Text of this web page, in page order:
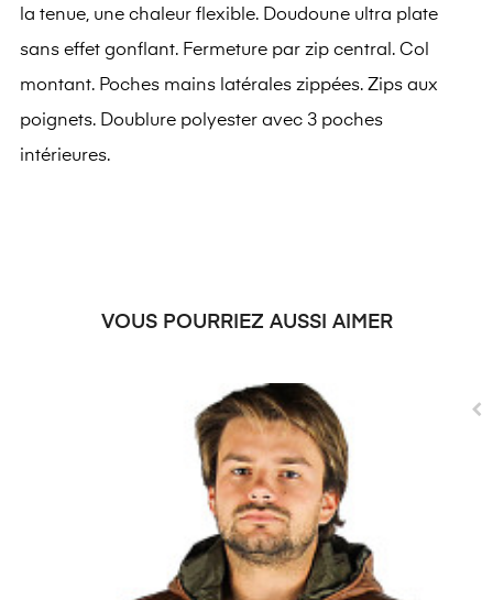
la tenue, une chaleur flexible. Doudoune ultra plate
sans effet gonflant. Fermeture par zip central. Col
montant. Poches mains latérales zippées. Zips aux
poignets. Doublure polyester avec 3 poches
intérieures.
VOUS POURRIEZ AUSSI AIMER